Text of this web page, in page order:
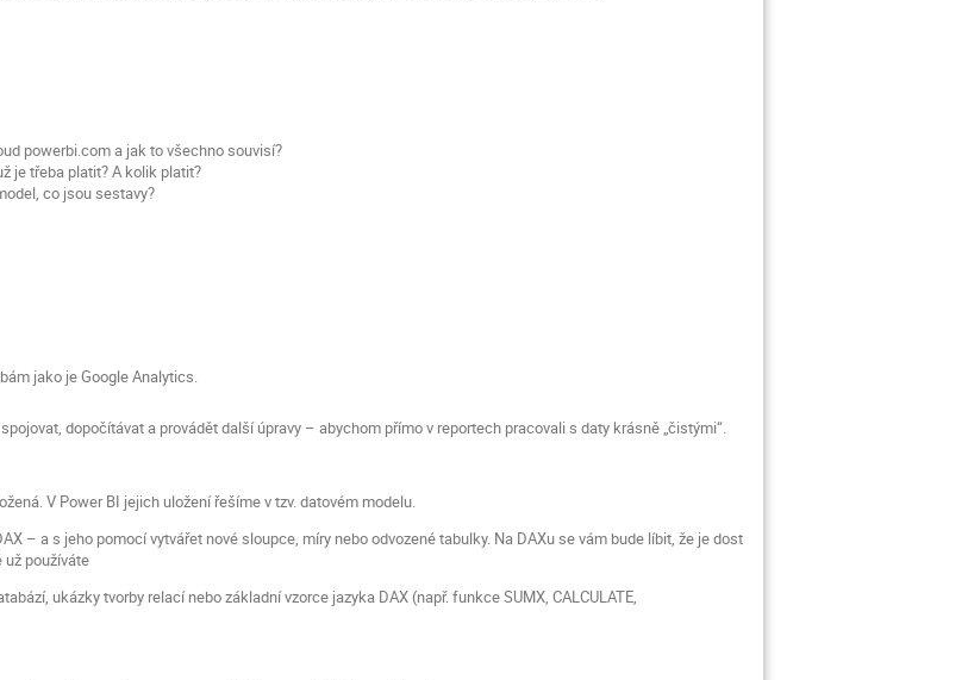
powerbi.com a jak to všechno souvisí?
je třeba platit? A kolik platit?
co jsou sestavy?
jako je Google Analytics.
dopočítávat a provádět další úpravy – abychom přímo v reportech pracovali s daty krásně „čistými“.
V Power BI jejich uložení řešíme v tzv. datovém modelu.
– a s jeho pomocí vytvářet nové sloupce, míry nebo odvozené tabulky. Na DAXu se vám bude líbit, že je dost
už používáte
ukázky tvorby relací nebo základní vzorce jazyka DAX (např. funkce SUMX, CALCULATE,